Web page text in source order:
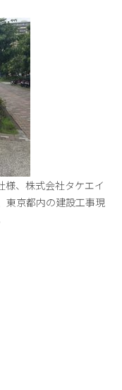
様、株式会社タケエイ
東京都内の建設工事現